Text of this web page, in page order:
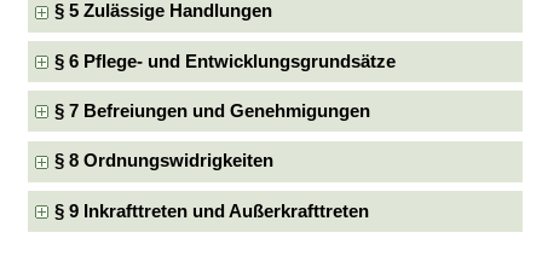
§ 5 Zulässige Handlungen
§ 6 Pflege- und Entwicklungsgrundsätze
§ 7 Befreiungen und Genehmigungen
§ 8 Ordnungswidrigkeiten
§ 9 Inkrafttreten und Außerkrafttreten